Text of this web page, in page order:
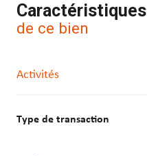
Caractéristiques
de ce bien
Activités
Type de transaction